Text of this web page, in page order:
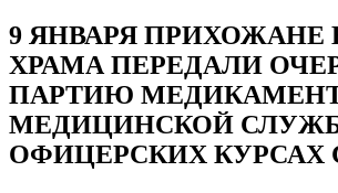
9 ЯНВАРЯ
ХРАМА ПЕРЕДАЛИ
ПАРТИЮ
МЕДИЦИНСКОЙ
ОФИЦЕРСКИХ КУРСАХ